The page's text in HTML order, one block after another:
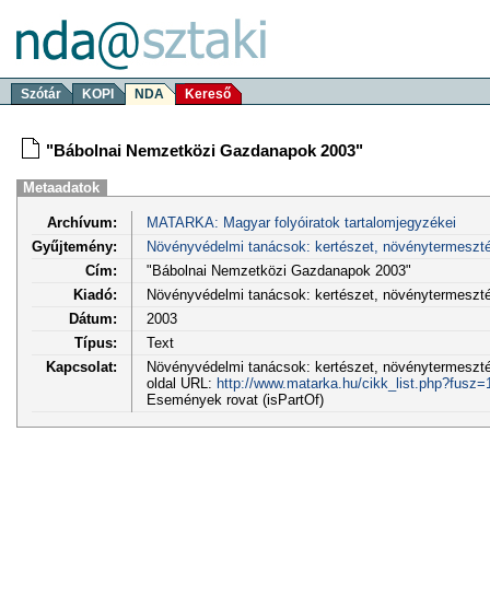
Szótár KOPI NDA Kereső
"Bábolnai Nemzetközi Gazdanapok 2003"
Metaadatok
Archívum:
MATARKA: Magyar folyóiratok tartalomjegyzékei
Gyűjtemény:
Növényvédelmi tanácsok: kertészet,
Cím:
"Bábolnai Nemzetközi Gazdanapok 2003"
Kiadó:
Növényvédelmi tanácsok: kertészet,
Dátum:
2003
Típus:
Text
Kapcsolat:
Növényvédelmi tanácsok: kertészet,
oldal URL: http://www.matarka.hu/
Események rovat (isPartOf)